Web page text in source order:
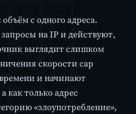
с одного адреса.
на IP и действуют,
выглядит слишком
скорости cap
и начинают
как только адрес
«злоупотребление»,